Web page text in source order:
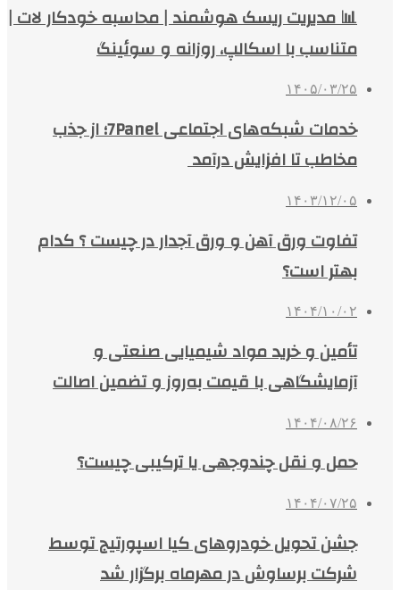
📊 مدیریت ریسک هوشمند | محاسبه خودکار لات |
متناسب با اسکالپ، روزانه و سوئینگ
۱۴۰۵/۰۳/۲۵
خدمات شبکه‌های اجتماعی 7Panel؛ از جذب
مخاطب تا افزایش درآمد
۱۴۰۳/۱۲/۰۵
تفاوت ورق آهن و ورق آجدار در چیست ؟ کدام
بهتر است؟
۱۴۰۴/۱۰/۰۲
تأمین و خرید مواد شیمیایی صنعتی و
آزمایشگاهی با قیمت به‌روز و تضمین اصالت
۱۴۰۴/۰۸/۲۶
حمل و نقل چندوجهی یا ترکیبی چیست؟
۱۴۰۴/۰۷/۲۵
جشن تحویل خودروهای کیا اسپورتیج توسط
شرکت برساوش در مهرماه برگزار شد